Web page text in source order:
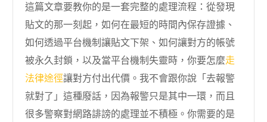
這篇文章要教你的是一套完整的處理流程：從發現
貼文的那一刻起，如何在最短的時間內保存證據、
如何透過平台機制讓貼文下架、如何讓對方的帳號
被永久封鎖，以及當平台機制失靈時，你要怎麼走
法律途徑讓對方付出代價。我不會跟你說「去報警
就對了」這種廢話，因為報警只是其中一環，而且
很多警察對網路誹謗的處理並不積極。你需要的是